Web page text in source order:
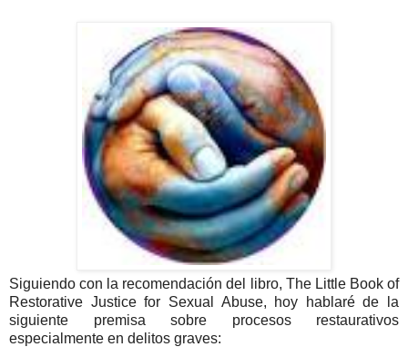
Siguiendo con la recomendación del libro, The Little Book of
Restorative Justice for Sexual Abuse, hoy hablaré de la
siguiente premisa sobre procesos restaurativos
especialmente en delitos graves: